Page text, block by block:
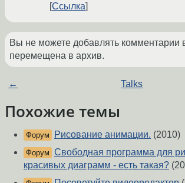
Ссылка
Вы не можете добавлять комментарии
перемещена в архив.
← Talks
Похожие темы
Форум Рисование анимации. (2010)
Форум Свободная программа для
красивых диаграмм - есть такая?